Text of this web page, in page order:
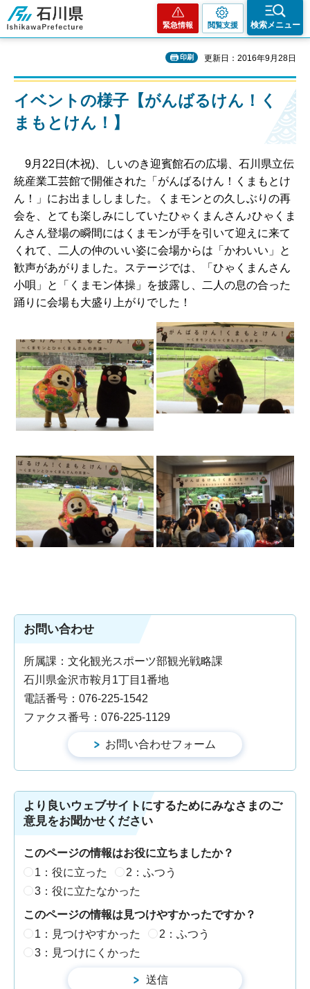
石川県
緊急情報 閲覧支援 検索メニュー
印刷 更新日：2016年9月28日
イベントの様子【がんばるけん！く
まもとけん！】
9月22日(木祝)、しいのき迎賓館石の広場、石川県立伝
統産業工芸館で開催された「がんばるけん！くまもとけ
ん！」にお出まししました。くまモンとの久しぶりの再
会を、とても楽しみにしていたひゃくまんさん♪ひゃくま
んさん登場の瞬間にはくまモンが手を引いて迎えに来て
くれて、二人の仲のいい姿に会場からは「かわいい」と
歓声があがりました。ステージでは、「ひゃくまんさん
小唄」と「くまモン体操」を披露し、二人の息の合った
踊りに会場も大盛り上がりでした！
お問い合わせ
所属課：文化観光スポーツ部観光戦略課
石川県金沢市鞍月1丁目1番地
電話番号：076-225-1542
ファクス番号：076-225-1129
より良いウェブサイトにするためにみなさまのご
意見をお聞かせください
このページの情報はお役に立ちましたか？
1：役に立った
2：ふつう
3：役に立たなかった
このページの情報は見つけやすかったですか？
1：見つけやすかった
2：ふつう
3：見つけにくかった